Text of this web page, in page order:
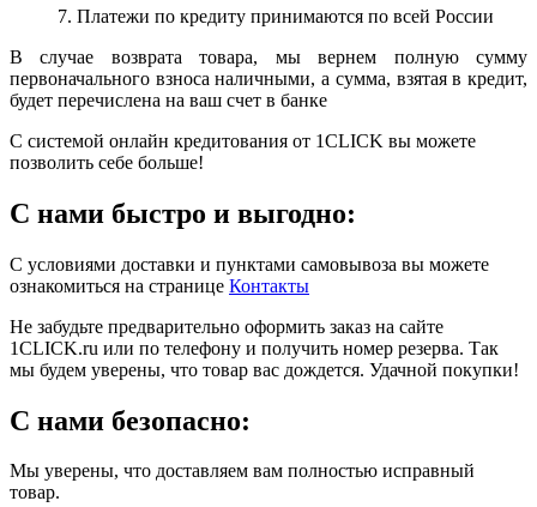
7. Платежи по кредиту принимаются по всей России
В случае возврата товара, мы вернем полную сумму
первоначального взноса наличными, а сумма, взятая в кредит,
будет перечислена на ваш счет в банке
С системой онлайн кредитования от 1CLICK вы можете
позволить себе больше!
С нами быстро и выгодно:
С условиями доставки и пунктами самовывоза вы можете
ознакомиться на странице Контакты
Не забудьте предварительно оформить заказ на сайте
1CLICK.ru или по телефону и получить номер резерва. Так
мы будем уверены, что товар вас дождется. Удачной покупки!
С нами безопасно:
Мы уверены, что доставляем вам полностью исправный
товар.